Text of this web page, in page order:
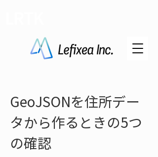
GeoJSONを住所デー
タから作るときの5つ
の確認